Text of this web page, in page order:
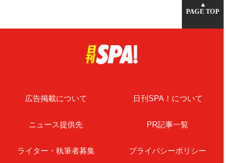
▲
PAGE TOP
広告掲載について 日刊SPA！について
ニュース提供先 PR記事一覧
ライター・執筆者募集 プライバシーポリシー